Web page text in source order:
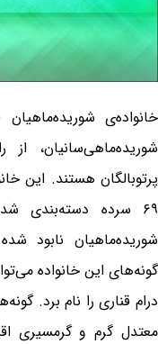
شوریده‌ماهی‌سانیان،
شوریده‌ماهیان نابود
گونه‌های این خانواده
درام قناری را نام برد.
معتدل گرم و گرمسیری